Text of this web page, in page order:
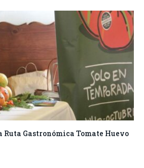
Ruta Gastronómica Tomate Huevo